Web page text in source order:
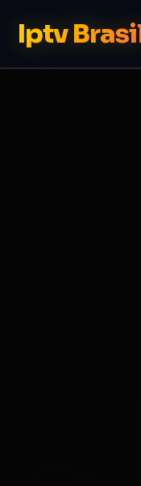
Iptv